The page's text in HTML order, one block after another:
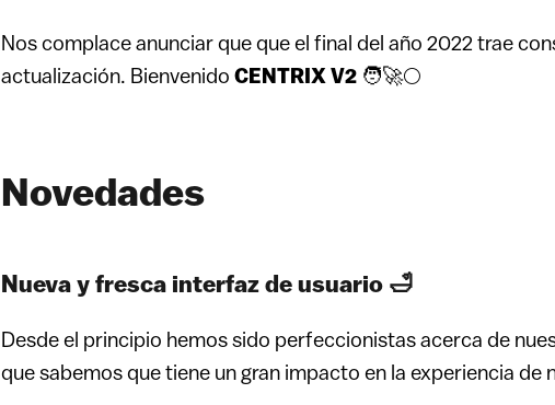
Nos complace anunciar que que el final del año 2022 trae
actualización. Bienvenido CENTRIX V2 🧑🚀🌕
Novedades
Nueva y fresca interfaz de usuario 🛁
Desde el principio hemos sido perfeccionistas acerca de
que sabemos que tiene un gran impacto en la experiencia de